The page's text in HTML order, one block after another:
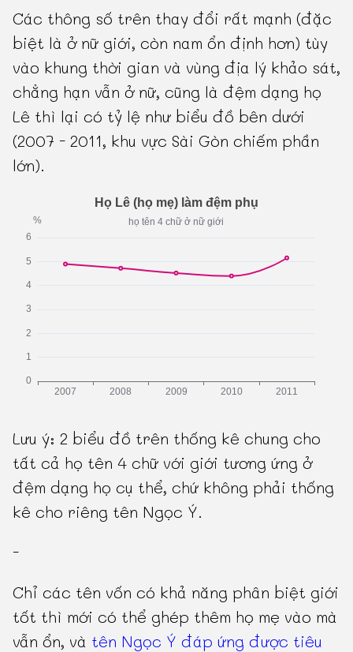
Các thông số trên thay đổi rất mạnh (đặc
biệt là ở nữ giới, còn nam ổn định hơn) tùy
vào khung thời gian và vùng địa lý khảo sát,
chẳng hạn vẫn ở nữ, cũng là đệm dạng họ
Lê thì lại có tỷ lệ như biểu đồ bên dưới
(2007 - 2011, khu vực Sài Gòn chiếm phần
lớn).
Lưu ý: 2 biểu đồ trên thống kê chung cho
tất cả họ tên 4 chữ với giới tương ứng ở
đệm dạng họ cụ thể, chứ không phải thống
kê cho riêng tên Ngọc Ý.
-
Chỉ các tên vốn có khả năng phân biệt giới
tốt thì mới có thể ghép thêm họ mẹ vào mà
vẫn ổn, và tên Ngọc Ý đáp ứng được tiêu